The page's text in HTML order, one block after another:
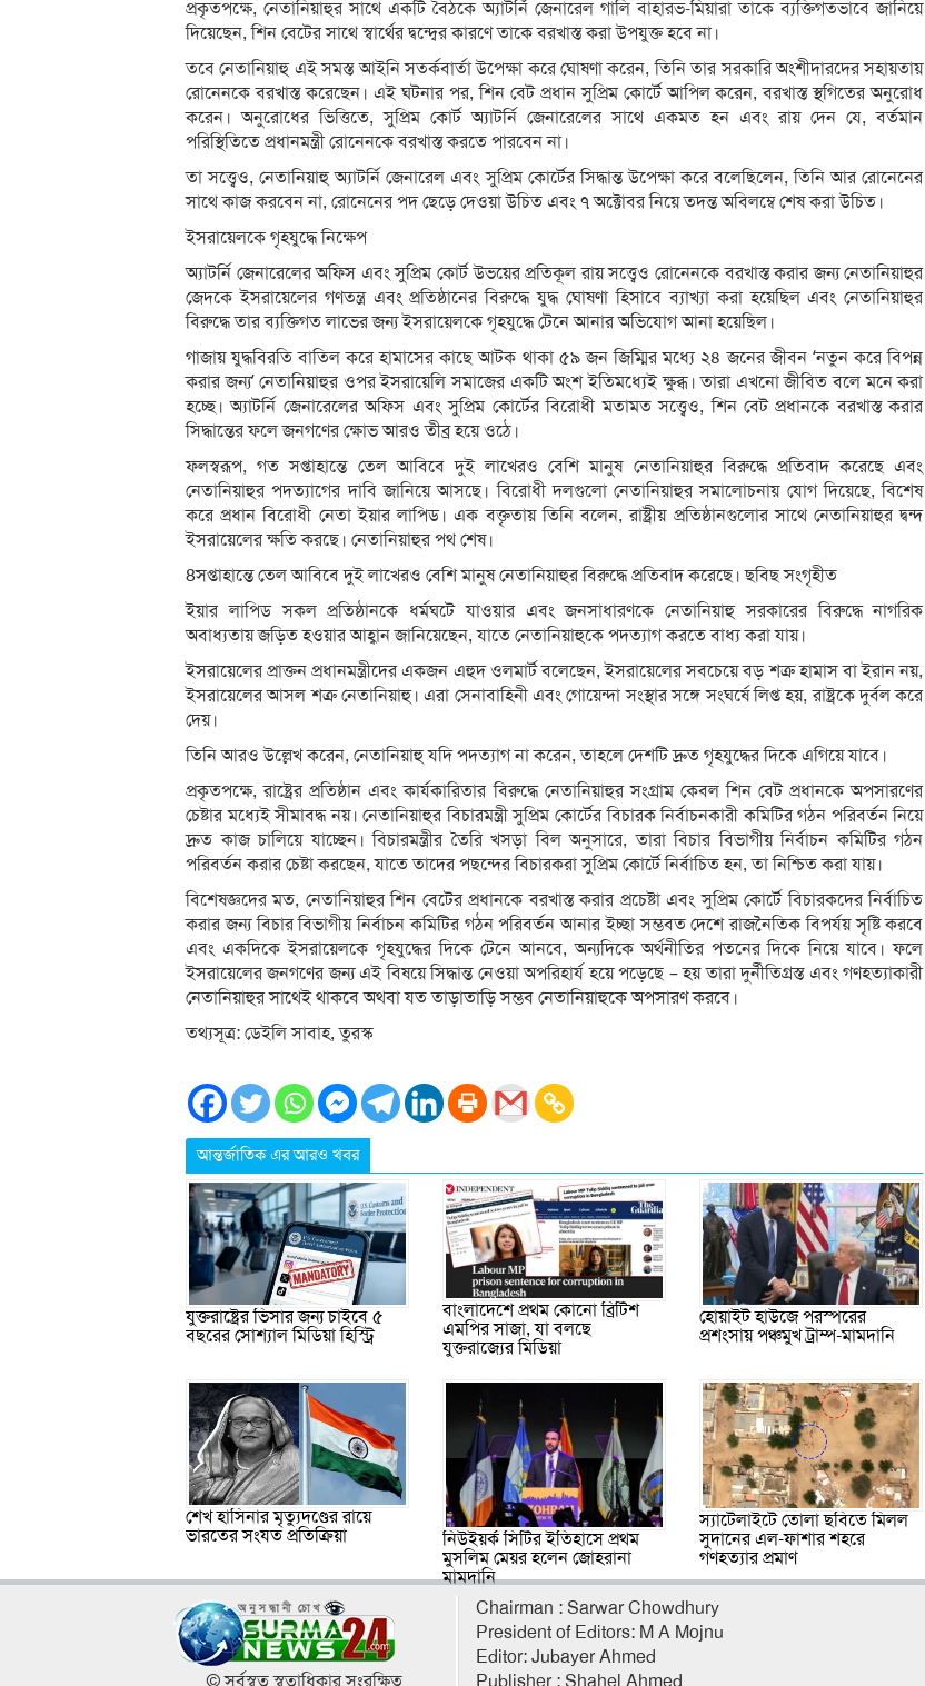
প্রকৃতপক্ষে, নেতানিয়াহুর সাথে একটি বৈঠকে অ্যাটর্নি জেনারেল গালি বাহারভ-মিয়ারা তাকে ব্যক্তিগতভাবে জানিয়ে
দিয়েছেন, শিন বেটের সাথে স্বার্থের দ্বন্দ্বের কারণে তাকে বরখাস্ত করা উপযুক্ত হবে না।
তবে নেতানিয়াহু এই সমস্ত আইনি সতর্কবার্তা উপেক্ষা করে ঘোষণা করেন, তিনি তার সরকারি অংশীদারদের সহায়তায়
রোনেনকে বরখাস্ত করেছেন। এই ঘটনার পর, শিন বেট প্রধান সুপ্রিম কোর্টে আপিল করেন, বরখাস্ত স্থগিতের অনুরোধ
করেন। অনুরোধের ভিত্তিতে, সুপ্রিম কোর্ট অ্যাটর্নি জেনারেলের সাথে একমত হন এবং রায় দেন যে, বর্তমান
পরিস্থিতিতে প্রধানমন্ত্রী রোনেনকে বরখাস্ত করতে পারবেন না।
তা সত্ত্বেও, নেতানিয়াহু অ্যাটর্নি জেনারেল এবং সুপ্রিম কোর্টের সিদ্ধান্ত উপেক্ষা করে বলেছিলেন, তিনি আর রোনেনের
সাথে কাজ করবেন না, রোনেনের পদ ছেড়ে দেওয়া উচিত এবং ৭ অক্টোবর নিয়ে তদন্ত অবিলম্বে শেষ করা উচিত।
ইসরায়েলকে গৃহযুদ্ধে নিক্ষেপ
অ্যাটর্নি জেনারেলের অফিস এবং সুপ্রিম কোর্ট উভয়ের প্রতিকূল রায় সত্ত্বেও রোনেনকে বরখাস্ত করার জন্য নেতানিয়াহুর
জেদকে ইসরায়েলের গণতন্ত্র এবং প্রতিষ্ঠানের বিরুদ্ধে যুদ্ধ ঘোষণা হিসাবে ব্যাখ্যা করা হয়েছিল এবং নেতানিয়াহুর
বিরুদ্ধে তার ব্যক্তিগত লাভের জন্য ইসরায়েলকে গৃহযুদ্ধে টেনে আনার অভিযোগ আনা হয়েছিল।
গাজায় যুদ্ধবিরতি বাতিল করে হামাসের কাছে আটক থাকা ৫৯ জন জিম্মির মধ্যে ২৪ জনের জীবন ‘নতুন করে বিপন্ন
করার জন্য’ নেতানিয়াহুর ওপর ইসরায়েলি সমাজের একটি অংশ ইতিমধ্যেই ক্ষুব্ধ। তারা এখনো জীবিত বলে মনে করা
হচ্ছে। অ্যাটর্নি জেনারেলের অফিস এবং সুপ্রিম কোর্টের বিরোধী মতামত সত্ত্বেও, শিন বেট প্রধানকে বরখাস্ত করার
সিদ্ধান্তের ফলে জনগণের ক্ষোভ আরও তীব্র হয়ে ওঠে।
ফলস্বরূপ, গত সপ্তাহান্তে তেল আবিবে দুই লাখেরও বেশি মানুষ নেতানিয়াহুর বিরুদ্ধে প্রতিবাদ করেছে এবং
নেতানিয়াহুর পদত্যাগের দাবি জানিয়ে আসছে। বিরোধী দলগুলো নেতানিয়াহুর সমালোচনায় যোগ দিয়েছে, বিশেষ
করে প্রধান বিরোধী নেতা ইয়ার লাপিড। এক বক্তৃতায় তিনি বলেন, রাষ্ট্রীয় প্রতিষ্ঠানগুলোর সাথে নেতানিয়াহুর দ্বন্দ
ইসরায়েলের ক্ষতি করছে। নেতানিয়াহুর পথ শেষ।
8সপ্তাহান্তে তেল আবিবে দুই লাখেরও বেশি মানুষ নেতানিয়াহুর বিরুদ্ধে প্রতিবাদ করেছে। ছবিছ সংগৃহীত
ইয়ার লাপিড সকল প্রতিষ্ঠানকে ধর্মঘটে যাওয়ার এবং জনসাধারণকে নেতানিয়াহু সরকারের বিরুদ্ধে নাগরিক
অবাধ্যতায় জড়িত হওয়ার আহ্বান জানিয়েছেন, যাতে নেতানিয়াহুকে পদত্যাগ করতে বাধ্য করা যায়।
ইসরায়েলের প্রাক্তন প্রধানমন্ত্রীদের একজন এহুদ ওলমার্ট বলেছেন, ইসরায়েলের সবচেয়ে বড় শত্রু হামাস বা ইরান নয়,
ইসরায়েলের আসল শত্রু নেতানিয়াহু। এরা সেনাবাহিনী এবং গোয়েন্দা সংস্থার সঙ্গে সংঘর্ষে লিপ্ত হয়, রাষ্ট্রকে দুর্বল করে
দেয়।
তিনি আরও উল্লেখ করেন, নেতানিয়াহু যদি পদত্যাগ না করেন, তাহলে দেশটি দ্রুত গৃহযুদ্ধের দিকে এগিয়ে যাবে।
প্রকৃতপক্ষে, রাষ্ট্রের প্রতিষ্ঠান এবং কার্যকারিতার বিরুদ্ধে নেতানিয়াহুর সংগ্রাম কেবল শিন বেট প্রধানকে অপসারণের
চেষ্টার মধ্যেই সীমাবদ্ধ নয়। নেতানিয়াহুর বিচারমন্ত্রী সুপ্রিম কোর্টের বিচারক নির্বাচনকারী কমিটির গঠন পরিবর্তন নিয়ে
দ্রুত কাজ চালিয়ে যাচ্ছেন। বিচারমন্ত্রীর তৈরি খসড়া বিল অনুসারে, তারা বিচার বিভাগীয় নির্বাচন কমিটির গঠন
পরিবর্তন করার চেষ্টা করছেন, যাতে তাদের পছন্দের বিচারকরা সুপ্রিম কোর্টে নির্বাচিত হন, তা নিশ্চিত করা যায়।
বিশেষজ্ঞদের মত, নেতানিয়াহুর শিন বেটের প্রধানকে বরখাস্ত করার প্রচেষ্টা এবং সুপ্রিম কোর্টে বিচারকদের নির্বাচিত
করার জন্য বিচার বিভাগীয় নির্বাচন কমিটির গঠন পরিবর্তন আনার ইচ্ছা সম্ভবত দেশে রাজনৈতিক বিপর্যয় সৃষ্টি করবে
এবং একদিকে ইসরায়েলকে গৃহযুদ্ধের দিকে টেনে আনবে, অন্যদিকে অর্থনীতির পতনের দিকে নিয়ে যাবে। ফলে
ইসরায়েলের জনগণের জন্য এই বিষয়ে সিদ্ধান্ত নেওয়া অপরিহার্য হয়ে পড়েছে – হয় তারা দুর্নীতিগ্রস্ত এবং গণহত্যাকারী
নেতানিয়াহুর সাথেই থাকবে অথবা যত তাড়াতাড়ি সম্ভব নেতানিয়াহুকে অপসারণ করবে।
তথ্যসূত্র: ডেইলি সাবাহ, তুরস্ক
আন্তর্জাতিক এর আরও খবর
যুক্তরাষ্ট্রের ভিসার জন্য চাইবে ৫
বছরের সোশ্যাল মিডিয়া হিস্ট্রি
বাংলাদেশে প্রথম কোনো ব্রিটিশ
এমপির সাজা, যা বলছে
যুক্তরাজ্যের মিডিয়া
হোয়াইট হাউজে পরস্পরের
প্রশংসায় পঞ্চমুখ ট্রাম্প-মামদানি
শেখ হাসিনার মৃত্যুদণ্ডের রায়ে
ভারতের সংযত প্রতিক্রিয়া
নিউইয়র্ক সিটির ইতিহাসে প্রথম
মুসলিম মেয়র হলেন জোহরানা
মামদানি
স্যাটেলাইটে তোলা ছবিতে মিলল
সুদানের এল-ফাশার শহরে
গণহত্যার প্রমাণ
Chairman : Sarwar Chowdhury
President of Editors: M A Mojnu
Editor: Jubayer Ahmed